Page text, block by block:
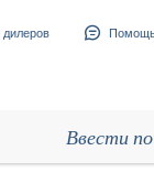
дилеров